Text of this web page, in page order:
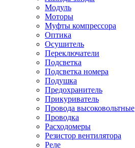
Модуль
Моторы
Муфты компрессора
Оптика
Осушитель
Переключатели
Подсветка
Подсветка номера
Подушка
Предохранитель
Прикуриватель
Провода высоковольтные
Проводка
Расходомеры
Резистор вентилятора
Реле